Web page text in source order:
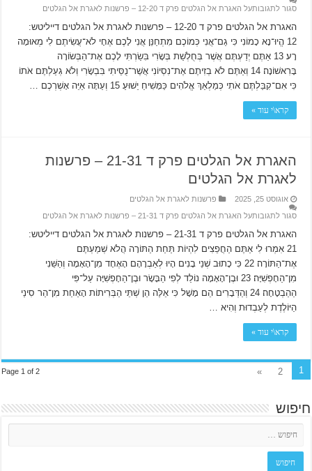
סגור לתגובותעל האגרת אל הגלטים פרק ד 12-20 – פרשנות לאגרת אל הגלטים
האגרת אל הגלטים פרק ד 12-20 – פרשנות לאגרת אל הגלטים דייליטש:
12 הֱיוּ־נָא כָמוֹנִי כִּי גַם־אֲנִי כְּמוֹכֶם מִתְחַנֵּן אֲנִי לָכֶם אֶחָי לֹא־עֲשִׂיתֶם לִי מְאוּמָה
רָע׃ 13 אַתֶּם יְדַעְתֶּם אֲשֶׁר בְּחֻלְשַׁת בְּשָׂרִי בִּשַׂרְתִּי לָכֶם אֶת־הַבְּשׂוֹרָה
בָּרִאשׁוֹנָה׃ 14 וְאַתֶּם לֹא בְזִיתֶם אֶת־נִסְיוֹנִי אֲשֶׁר־נֻסֵּיתִי בִּבְשָׂרִי וְלֹא גְעַלְתֶּם אֹתוֹ
כִּי אִם־קִבַּלְתֶּם אֹתִי כְּמַלְאַךְ אֱלֹהִים כַּמָּשִׁיחַ יֵשׁוּעַ׃ 15 וְעַתָּה אַיֵּה אָשְׁרְכֶם …
קרא\י עוד »
האגרת אל הגלטים פרק ד 21-31 – פרשנות
לאגרת אל הגלטים
אוגוסט 25, 2025
פרשנות לאגרת אל הגלטים
סגור לתגובותעל האגרת אל הגלטים פרק ד 21-31 – פרשנות לאגרת אל הגלטים
האגרת אל הגלטים פרק ד 21-31 – פרשנות לאגרת אל הגלטים דייליטש:
21 אִמְרוּ לִי אַתֶּם הַחֲפֵצִים לִהְיוֹת תַּחַת הַתּוֹרָה הֲלֹא שְׁמַעְתֶּם
אֶת־הַתּוֹרָה׃ 22 כִּי כָתוּב שְׁנֵי בָנִים הָיוּ לְאַבְרָהָם הָאֶחָד מִן־הָאָמָה וְהַשֵּׁנִי
מִן־הַחָפְשִׁיָּה׃ 23 וּבֶן־הָאָמָה נוֹלַד לְפִי הַבָּשָׂר וּבֶן־הַחָפְשִׁיָּה עַל־פִּי
הַהַבְטָחָה׃ 24 וְהַדְּבָרִים הֵם מָשָׁל כִּי אֵלֶּה הֵן שְׁתֵּי הַבְּרִיתוֹת הָאַחַת מִן־הַר סִינַי
הַיּוֹלֶדֶת לְעַבְדוּת וְהִיא …
קרא\י עוד »
Page 1 of 2 1
2
»
חיפוש